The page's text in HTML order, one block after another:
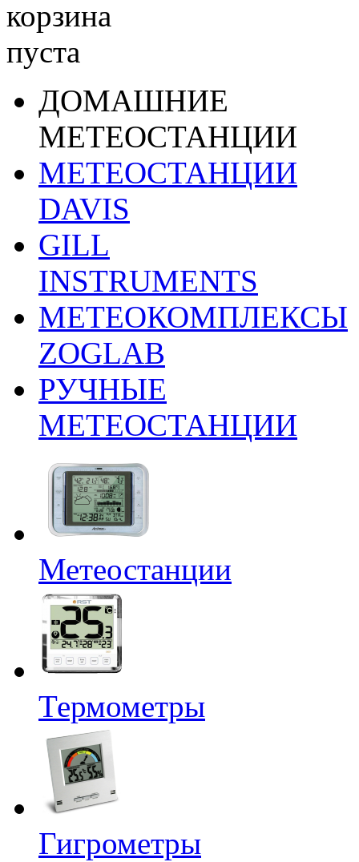
корзина
пуста
ДОМАШНИЕ
МЕТЕОСТАНЦИИ
МЕТЕОСТАНЦИИ
DAVIS
GILL
INSTRUMENTS
МЕТЕОКОМПЛЕКСЫ
ZOGLAB
РУЧНЫЕ
МЕТЕОСТАНЦИИ
Метеостанции
Термометры
Гигрометры